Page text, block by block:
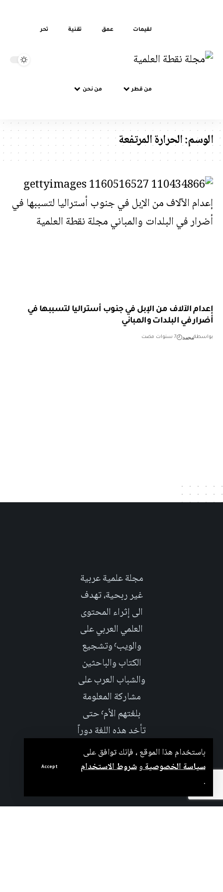
باستخدام هذا الموقع ، فإنك توافق على
سياسة الخصوصيةوشروط الاستخدام
.
Accept
لقيمات عمق تقنية تحر
من قطر من نحن
الوسم:الحرارة المرتفعة
إعدام الآلاف من الإبل في جنوب أستراليا لتسببها في
أضرار في البلدات والمباني
بواسطةمحمد 7 سنوات مضت
مجلة علمية عربية
غير ربحية، تهدف
الى إثراء المحتوى
العلمي العربي على
والويب٬ وتشجيع
الكتاب والباحثين
والشباب العرب على
مشاركة المعلومة
بلغتهم الأم٬ حتى
تأخد هذه اللغة دوراً
اكبر على صعيد
العلوم التجريبية